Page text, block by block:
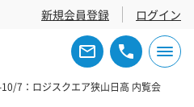
新規会員登録 ログイン
7：ロジスクエア狭山日高 内覧会